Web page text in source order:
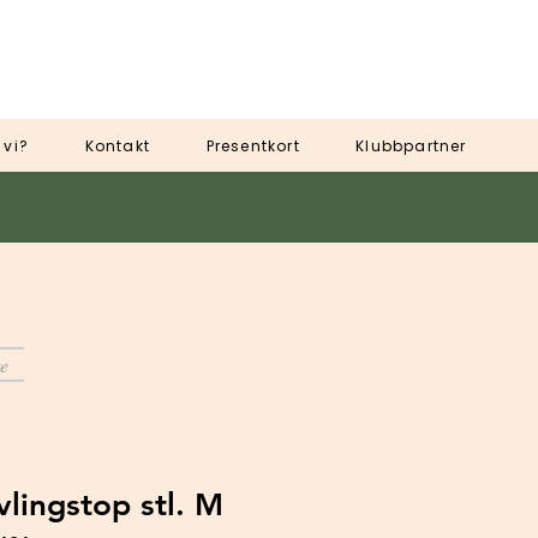
Kontakt Presentkort Klubbpartner
stl. M